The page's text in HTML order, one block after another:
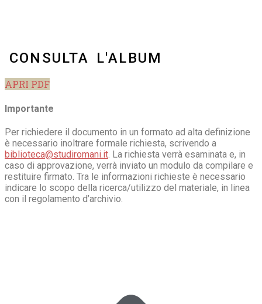
CONSULTA L'ALBUM
APRI PDF
Importante
Per richiedere il documento in un formato ad alta definizione
è necessario inoltrare formale richiesta, scrivendo a
biblioteca@studiromani.it. La richiesta verrà esaminata e, in
caso di approvazione, verrà inviato un modulo da compilare e
restituire firmato. Tra le informazioni richieste è necessario
indicare lo scopo della ricerca/utilizzo del materiale, in linea
con il regolamento d’archivio.